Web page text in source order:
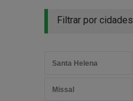
Filtrar por cidades
Santa Helena
Missal